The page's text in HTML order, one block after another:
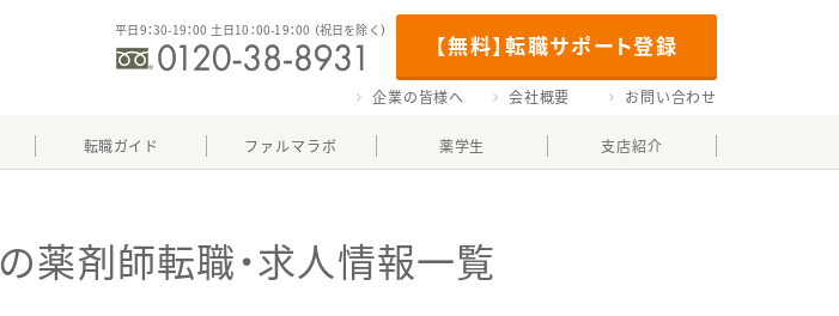
【無料】転職サポート登録
平日9：30-19：00 土日10：00-19：00 （祝日を除く）
企業の皆様へ 会社概要 お問い合わせ
転職ガイド ファルマラボ 薬学生 支店紹介
の薬剤師転職・求人情報一覧